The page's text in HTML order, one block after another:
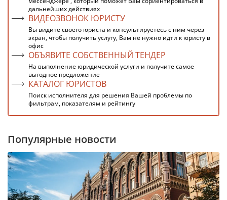
дальнейших действиях
ВИДЕОЗВОНОК ЮРИСТУ
Вы видите своего юриста и консультируетесь с ним через
экран, чтобы получить услугу, Вам не нужно идти к юристу в
офис
ОБЪЯВИТЕ СОБСТВЕННЫЙ ТЕНДЕР
На выполнение юридической услуги и получите самое
выгодное предложение
КАТАЛОГ ЮРИСТОВ
Поиск исполнителя для решения Вашей проблемы по
фильтрам, показателям и рейтингу
Популярные новости